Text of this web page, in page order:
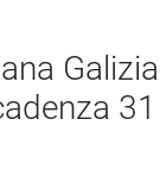
Galizia
31